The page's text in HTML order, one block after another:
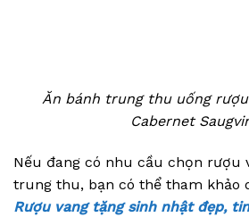
Ăn bánh trung thu uống rượu
Cabernet
Nếu đang có nhu cầu chọn rượu
trung thu, bạn có thể tham khảo
Rượu vang tặng sinh nhật đẹp,